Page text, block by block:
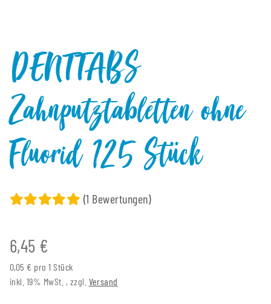
DENTTABS
Zahnputztabletten ohne
Fluorid 125 Stück
(1 Bewertungen)
6,45 €
0,05 € pro 1 Stück
inkl. 19% MwSt. , zzgl. Versand